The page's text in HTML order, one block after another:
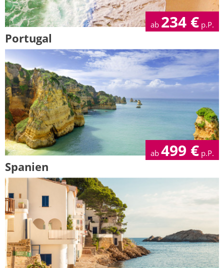
ab 234 € p.P.
Portugal
ab 499 € p.P.
Spanien